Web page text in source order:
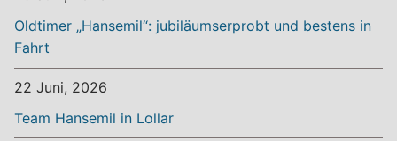
Oldtimer „Hansemil“: jubiläumserprobt und bestens in
Fahrt
22 Juni, 2026
Team Hansemil in Lollar